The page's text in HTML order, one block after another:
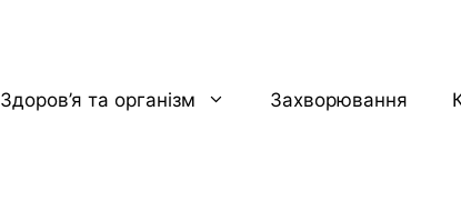
Здоров’я та організм Захворювання